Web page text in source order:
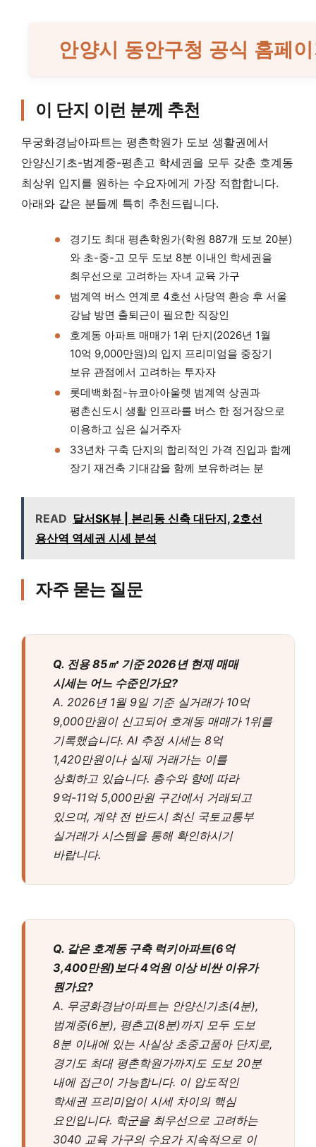
안양시 동안구청 공식 홈페
이 단지 이런 분께 추천
무궁화경남아파트는 평촌학원가 도보 생활권에서
안양신기초-범계중-평촌고 학세권을 모두 갖춘 호계동
최상위 입지를 원하는 수요자에게 가장 적합합니다.
아래와 같은 분들께 특히 추천드립니다.
경기도 최대 평촌학원가(학원 887개 도보 20분)
와 초-중-고 모두 도보 8분 이내인 학세권을
최우선으로 고려하는 자녀 교육 가구
범계역 버스 연계로 4호선 사당역 환승 후 서울
강남 방면 출퇴근이 필요한 직장인
호계동 아파트 매매가 1위 단지(2026년 1월
10억 9,000만원)의 입지 프리미엄을 중장기
보유 관점에서 고려하는 투자자
롯데백화점-뉴코아아울렛 범계역 상권과
평촌신도시 생활 인프라를 버스 한 정거장으로
이용하고 싶은 실거주자
33년차 구축 단지의 합리적인 가격 진입과 함께
장기 재건축 기대감을 함께 보유하려는 분
READ 달서SK뷰 | 본리동 신축 대단지, 2호선
용산역 역세권 시세 분석
자주 묻는 질문
Q. 전용 85㎡ 기준 2026년 현재 매매
시세는 어느 수준인가요?
A. 2026년 1월 9일 기준 실거래가 10억
9,000만원이 신고되어 호계동 매매가 1위를
기록했습니다. AI 추정 시세는 8억
1,420만원이나 실제 거래가는 이를
상회하고 있습니다. 층수와 향에 따라
9억-11억 5,000만원 구간에서 거래되고
있으며, 계약 전 반드시 최신 국토교통부
실거래가 시스템을 통해 확인하시기
바랍니다.
Q. 같은 호계동 구축 럭키아파트(6억
3,400만원)보다 4억원 이상 비싼 이유가
뭔가요?
A. 무궁화경남아파트는 안양신기초(4분),
범계중(6분), 평촌고(8분)까지 모두 도보
8분 이내에 있는 사실상 초중고품아 단지로,
경기도 최대 평촌학원가까지도 도보 20분
내에 접근이 가능합니다. 이 압도적인
학세권 프리미엄이 시세 차이의 핵심
요인입니다. 학군을 최우선으로 고려하는
3040 교육 가구의 수요가 지속적으로 이